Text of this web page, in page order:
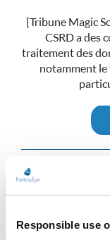
Responsible use
[Tribune Magic
CSRD a des
traitement des
notamment le